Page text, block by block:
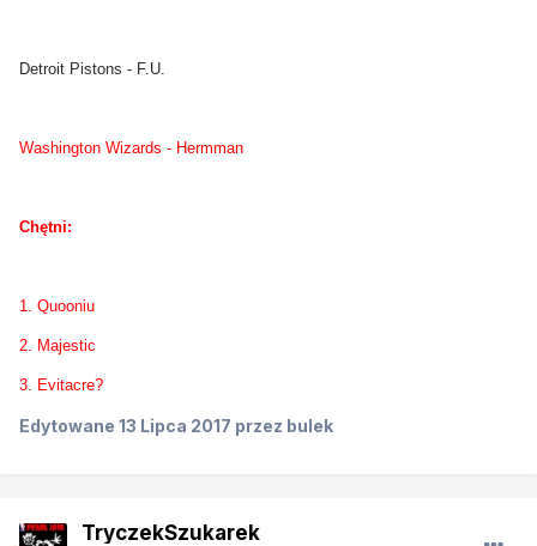
Detroit Pistons - F.U.
Washington Wizards - Hermman
Chętni:
1. Quooniu
2. Majestic
3. Evitacre?
Edytowane 13 Lipca 2017 przez bulek
TryczekSzukarek